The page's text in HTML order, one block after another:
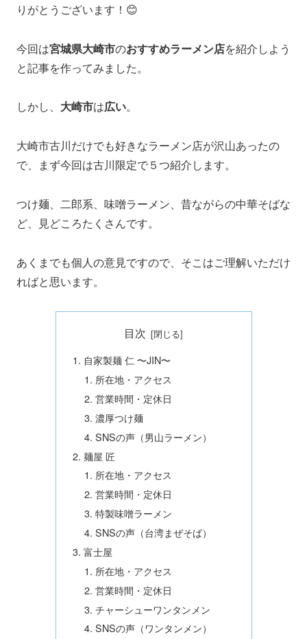
りがとうございます！😊
今回は宮城県大崎市のおすすめラーメン店を紹介しよう
と記事を作ってみました。
しかし、 大崎市は広い。
大崎市古川だけでも好きなラーメン店が沢山あったの
で、まず今回は古川限定で５つ紹介します。
つけ麺、二郎系、味噌ラーメン、昔ながらの中華そばな
ど、見どころたくさんです。
あくまでも個人の意見ですので、そこはご理解いただけ
ればと思います。
目次
自家製麺 仁 〜JIN〜
所在地・アクセス
営業時間・定休日
濃厚つけ麺
SNSの声（男山ラーメン）
麺屋 匠
所在地・アクセス
営業時間・定休日
特製味噌ラーメン
SNSの声（台湾まぜそば）
富士屋
所在地・アクセス
営業時間・定休日
チャーシューワンタンメン
SNSの声（ワンタンメン）